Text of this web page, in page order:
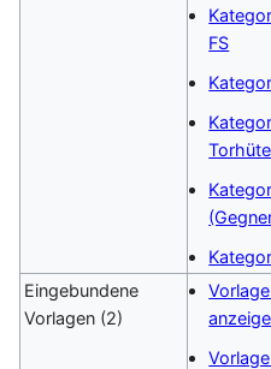
FS
Eingebundene
Vorlagen (2)